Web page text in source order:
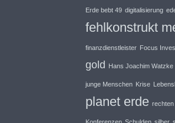
Erde bebt 49 digitalisierung
fehlkonstrukt
finanzdienstleister Focus
gold Hans Joachim Watzke
junge Menschen Krise
planet erde rechten